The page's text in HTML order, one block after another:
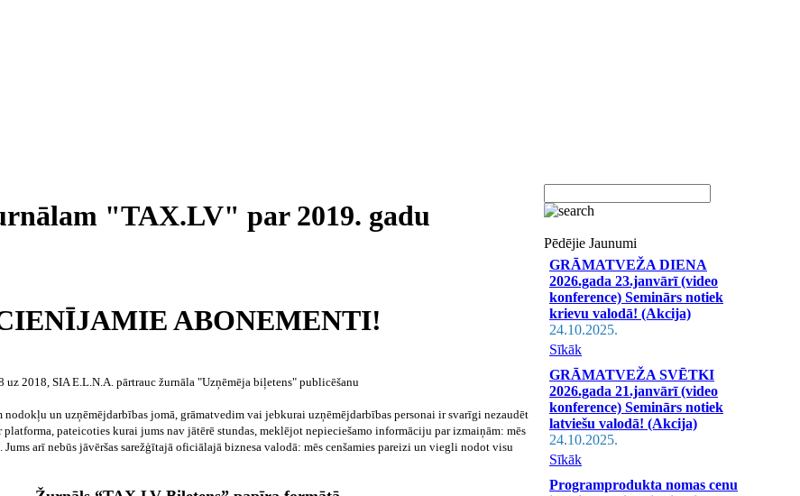
"TAX.LV" par 2019. gadu
ABONEMENTI!
uz 2018, SIA E.L.N.A. pārtrauc žurnāla "Uzņēmēja biļetens" publicēšanu
nodokļu un uzņēmējdarbības jomā, grāmatvedim vai jebkurai uzņēmējdarbības personai ir svarīgi nezaudēt
platforma, pateicoties kurai jums nav jātērē stundas, meklējot nepieciešamo informāciju par izmaiņām: mēs
arī nebūs jāvēršas sarežģītajā oficiālajā biznesa valodā: mēs cenšamies pareizi un viegli nodot visu
Pēdējie Jaunumi
GRĀMATVEŽA DIENA
2026.gada 23.janvārī (video
konference) Seminārs notiek
krievu valodā! (Akcija)
24.10.2025.
Sīkāk
GRĀMATVEŽA SVĒTKI
2026.gada 21.janvārī (video
konference) Seminārs notiek
latviešu valodā! (Akcija)
24.10.2025.
Sīkāk
Programprodukta nomas cenu